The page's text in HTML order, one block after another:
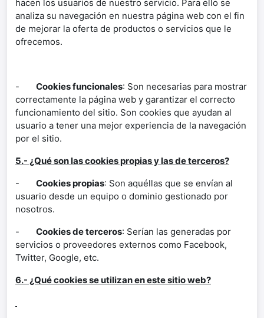
hacen los usuarios de nuestro servicio. Para ello se
analiza su navegación en nuestra página web con el fin
de mejorar la oferta de productos o servicios que le
ofrecemos.
- Cookies funcionales: Son necesarias para mostrar
correctamente la página web y garantizar el correcto
funcionamiento del sitio. Son cookies que ayudan al
usuario a tener una mejor experiencia de la navegación
por el sitio.
5.- ¿Qué son las cookies propias y las de terceros?
- Cookies propias: Son aquéllas que se envían al
usuario desde un equipo o dominio gestionado por
nosotros.
- Cookies de terceros: Serían las generadas por
servicios o proveedores externos como Facebook,
Twitter, Google, etc.
6.- ¿Qué cookies se utilizan en este sitio web?